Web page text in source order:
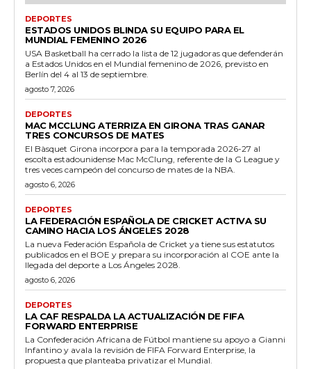
DEPORTES
ESTADOS UNIDOS BLINDA SU EQUIPO PARA EL
MUNDIAL FEMENINO 2026
USA Basketball ha cerrado la lista de 12 jugadoras que defenderán
a Estados Unidos en el Mundial femenino de 2026, previsto en
Berlín del 4 al 13 de septiembre.
agosto 7, 2026
DEPORTES
MAC MCCLUNG ATERRIZA EN GIRONA TRAS GANAR
TRES CONCURSOS DE MATES
El Bàsquet Girona incorpora para la temporada 2026-27 al
escolta estadounidense Mac McClung, referente de la G League y
tres veces campeón del concurso de mates de la NBA.
agosto 6, 2026
DEPORTES
LA FEDERACIÓN ESPAÑOLA DE CRICKET ACTIVA SU
CAMINO HACIA LOS ÁNGELES 2028
La nueva Federación Española de Cricket ya tiene sus estatutos
publicados en el BOE y prepara su incorporación al COE ante la
llegada del deporte a Los Ángeles 2028.
agosto 6, 2026
DEPORTES
LA CAF RESPALDA LA ACTUALIZACIÓN DE FIFA
FORWARD ENTERPRISE
La Confederación Africana de Fútbol mantiene su apoyo a Gianni
Infantino y avala la revisión de FIFA Forward Enterprise, la
propuesta que planteaba privatizar el Mundial.